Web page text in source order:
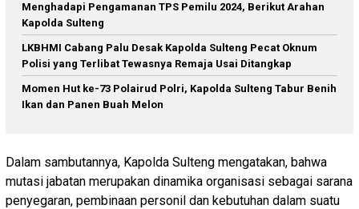
Menghadapi Pengamanan TPS Pemilu 2024, Berikut Arahan
Kapolda Sulteng
LKBHMI Cabang Palu Desak Kapolda Sulteng Pecat Oknum
Polisi yang Terlibat Tewasnya Remaja Usai Ditangkap
Momen Hut ke-73 Polairud Polri, Kapolda Sulteng Tabur Benih
Ikan dan Panen Buah Melon
Dalam sambutannya, Kapolda Sulteng mengatakan, bahwa
mutasi jabatan merupakan dinamika organisasi sebagai sarana
penyegaran, pembinaan personil dan kebutuhan dalam suatu